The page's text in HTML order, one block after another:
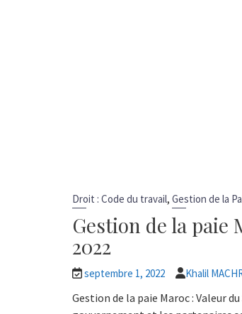
Droit : Code du travail,Gestion de la
Gestion de la paie
2022
septembre 1, 2022 Khalil
Gestion de la paie Maroc : Valeur